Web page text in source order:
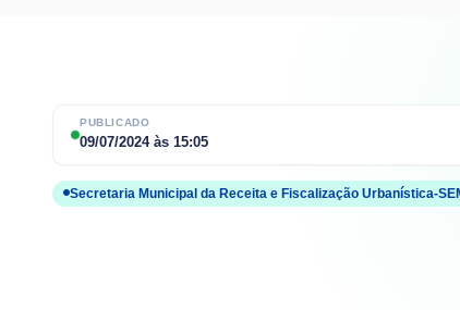
PUBLICADO
09/07/2024às 15:05
Secretaria Municipal da Receita e Fiscalização Urbanística-